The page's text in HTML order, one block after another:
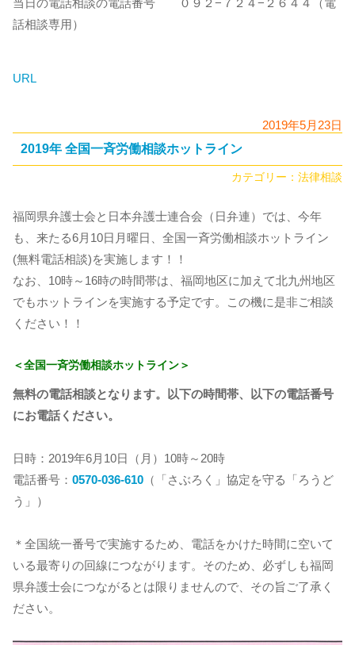
話相談専用）
URL
2019年5月23日
2019年 全国一斉労働相談ホットライン
カテゴリー： 法律相談
福岡県弁護士会と日本弁護士連合会（日弁連）では、今年
も、来たる6月10日月曜日、全国一斉労働相談ホットライン
(無料電話相談)を実施します！！
なお、10時～16時の時間帯は、福岡地区に加えて北九州地区
でもホットラインを実施する予定です。この機に是非ご相談
ください！！
＜全国一斉労働相談ホットライン＞
無料の電話相談となります。以下の時間帯、以下の電話番号
にお電話ください。
日時：2019年6月10日（月）10時～20時
電話番号： 0570-036-610 （「さぶろく」協定を守る「ろうど
う」）
＊全国統一番号で実施するため、電話をかけた時間に空いて
いる最寄りの回線につながります。そのため、必ずしも福岡
県弁護士会につながるとは限りませんので、その旨ご了承く
ださい。